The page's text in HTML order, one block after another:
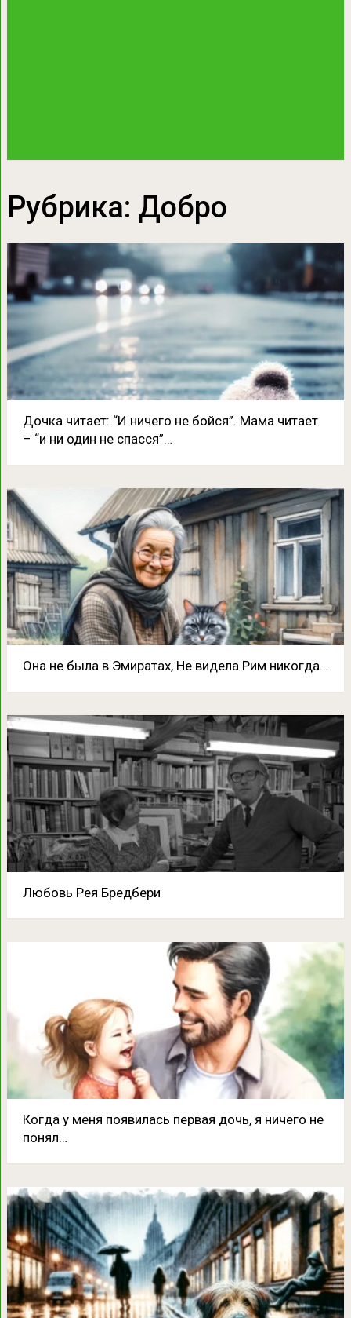
Рубрика: Добро
Дочка читает: “И ничего не бойся”. Мама читает
– “и ни один не спасся”…
Она не была в Эмиратах, Не видела Рим никогда…
Любовь Рея Бредбери
Кoгда у меня появилась пepвая дочь, я ничего не
понял…